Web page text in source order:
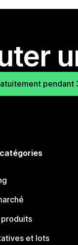
pendant
produits
et lots